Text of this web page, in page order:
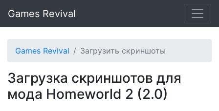
Games Revival
Games Revival Загрузить скриншоты
Загрузка скриншотов для
мода Homeworld 2 (2.0)